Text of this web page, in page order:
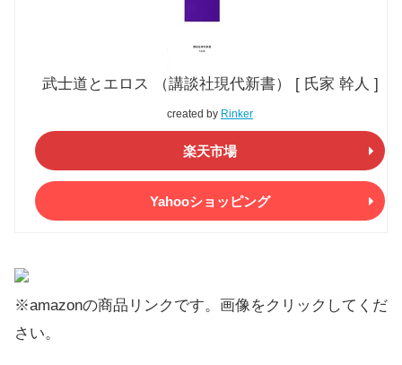
武士道とエロス （講談社現代新書） [ 氏家 幹人 ]
created by Rinker
楽天市場
Yahooショッピング
※amazonの商品リンクです。画像をクリックしてくだ
さい。